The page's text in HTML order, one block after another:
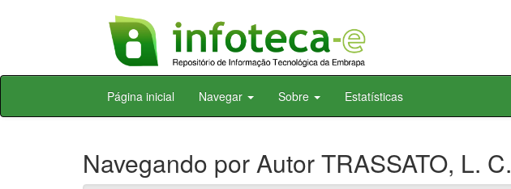
Skip
Página inicial Navegar Sobre Estatísticas
Navegando por Autor TRASSATO, L. C.